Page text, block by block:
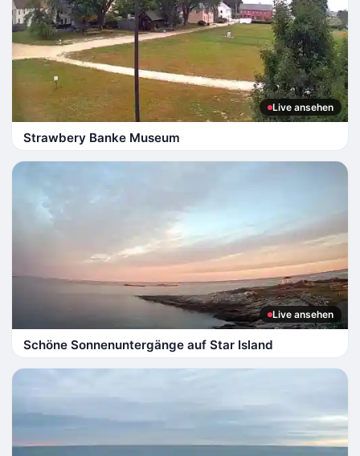
Live ansehen
Strawbery Banke Museum
Live ansehen
Schöne Sonnenuntergänge auf Star Island